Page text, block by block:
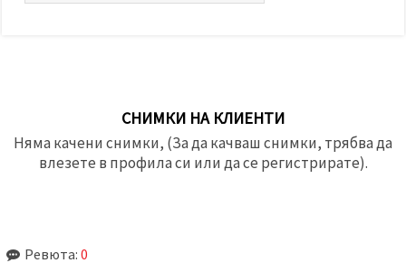
СНИМКИ НА КЛИЕНТИ
Няма качени снимки, (За да качваш снимки, трябва да
влезете в профила си или да се регистрирате).
Ревюта: 0